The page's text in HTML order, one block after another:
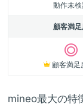
動作未検
顧客満足
顧客満足
mineo最大の特